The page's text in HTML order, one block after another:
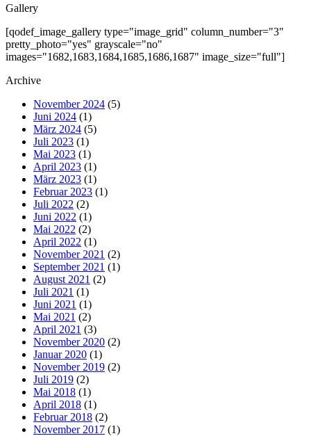
Gallery
[qodef_image_gallery type="image_grid" column_number="3"
pretty_photo="yes" grayscale="no"
images="1682,1683,1684,1685,1686,1687" image_size="full"]
Archive
November 2024 (5)
Juni 2024 (1)
März 2024 (5)
Juli 2023 (1)
Mai 2023 (1)
April 2023 (1)
März 2023 (1)
Februar 2023 (1)
Juli 2022 (2)
Juni 2022 (1)
Mai 2022 (2)
April 2022 (1)
November 2021 (2)
September 2021 (1)
August 2021 (2)
Juli 2021 (1)
Juni 2021 (1)
Mai 2021 (2)
April 2021 (3)
November 2020 (2)
Januar 2020 (1)
November 2019 (2)
Juli 2019 (2)
Mai 2018 (1)
April 2018 (1)
Februar 2018 (2)
November 2017 (1)